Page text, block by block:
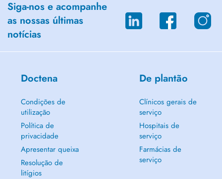
Siga-nos e acompanhe
as nossas últimas
notícias
Doctena
Condições de
utilização
Política de
privacidade
Apresentar queixa
Resolução de
litígios
De plantão
Clínicos gerais de
serviço
Hospitais de
serviço
Farmácias de
serviço